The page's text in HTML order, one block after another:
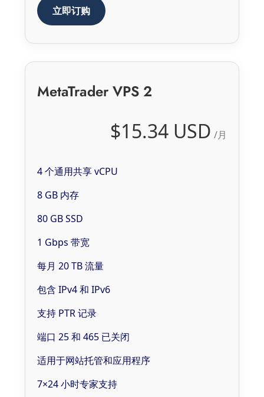
立即订购
MetaTrader VPS 2
$15.34 USD /月
4 个通用共享 vCPU
8 GB 内存
80 GB SSD
1 Gbps 带宽
每月 20 TB 流量
包含 IPv4 和 IPv6
支持 PTR 记录
端口 25 和 465 已关闭
适用于网站托管和应用程序
7×24 小时专家支持